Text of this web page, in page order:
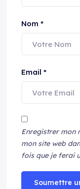
Nom *
Email *
Enregistrer mon
mon site web
fois que je ferai
Soumettre